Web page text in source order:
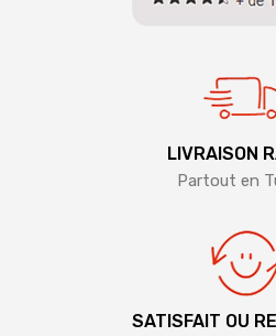
LIVRAISON
Partout en
SATISFAIT OU